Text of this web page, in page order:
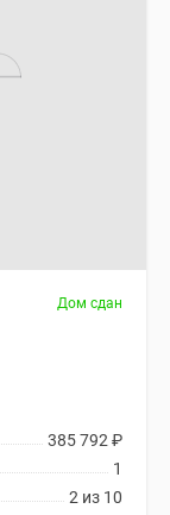
Дом сдан
385 792 ₽
1
2 из 10